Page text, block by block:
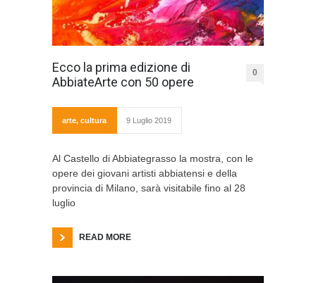
Ecco la prima edizione di
AbbiateArte con 50 opere
0
arte, cultura 9 Luglio 2019
Al Castello di Abbiategrasso la mostra, con le
opere dei giovani artisti abbiatensi e della
provincia di Milano, sarà visitabile fino al 28
luglio
READ MORE